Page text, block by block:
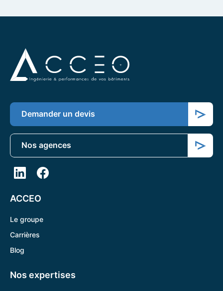
Demander un devis
Nos agences
ACCEO
Le groupe
Carrières
Blog
Nos expertises